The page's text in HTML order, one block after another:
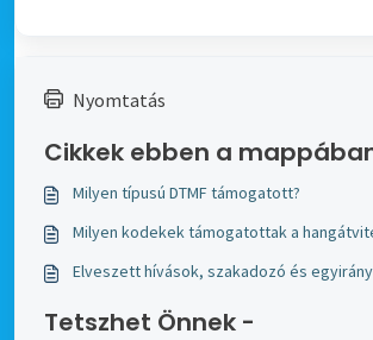
Nyomtatás
Cikkek ebben a
Milyen típusú DTMF támogatott?
Milyen kodekek támogatottak a
Elveszett hívások, szakadozó és
Tetszhet Önnek -